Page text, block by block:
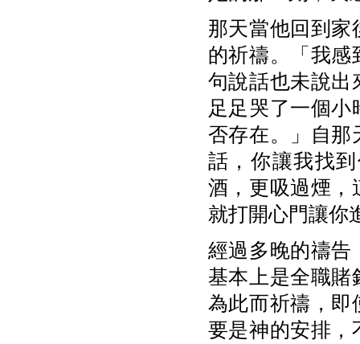
那天當他回到家
的祈禱。「我感
句說話也未說出
足足哭了一個
否存在。」自那
話，你讓我找
酒，更吸過煙，
就打開心門讓你
經過多晚的禱告
基本上是全職賭
為此而祈禱，即
要是神的安排，